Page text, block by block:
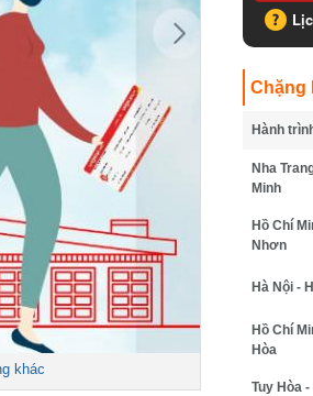
khác
Chặng
Hành trình*
Nha
Minh
Hồ Chí
Nhơn
Hà Nội -
Hồ Chí
Hòa
Tuy Hòa -